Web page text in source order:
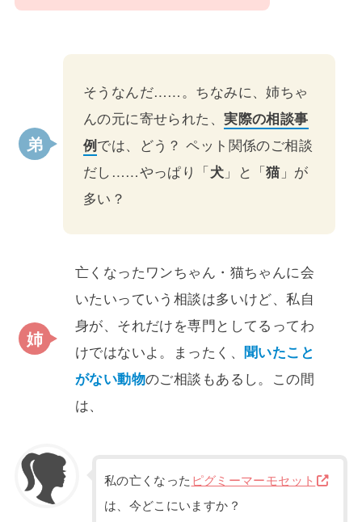
そうなんだ……。ちなみに、姉ちゃ
んの元に寄せられた、実際の相談事
例では、どう？ ペット関係のご相談
だし……やっぱり「犬 」と「猫」が
多い？
亡くなったワンちゃん・猫ちゃんに会
いたいっていう相談は多いけど、私自
身が、それだけを専門としてるってわ
けではないよ。まったく、 聞いたこと
がない動物のご相談もあるし。この間
は、
私の亡くなった ピグミーマーモセット
は、今どこにいますか？